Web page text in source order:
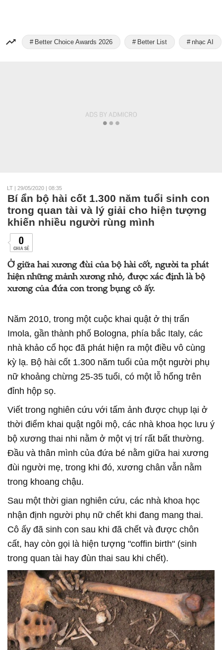
Better Choice Awards 2026 Better List nhạc AI
LT | 29/05/2020 | 08:35
Bí ẩn bộ hài cốt 1.300 năm tuổi sinh con
trong quan tài và lý giải cho hiện tượng
khiến nhiều người rùng mình
0
CHIA SẺ
Ở giữa hai xương đùi của bộ hài cốt, người ta phát
hiện những mảnh xương nhỏ, được xác định là bộ
xương của đứa con trong bụng cô ấy.
Năm 2010, trong một cuộc khai quật ở thị trấn
Imola, gần thành phố Bologna, phía bắc Italy, các
nhà khảo cổ học đã phát hiện ra một điều vô cùng
kỳ lạ. Bộ hài cốt 1.300 năm tuổi của một người phụ
nữ khoảng chừng 25-35 tuổi, có một lỗ hổng trên
đỉnh hộp sọ.
Viết trong nghiên cứu với tấm ảnh được chụp lại ở
thời điểm khai quật ngôi mộ, các nhà khoa học lưu ý
bộ xương thai nhi nằm ở một vị trí rất bất thường.
Đầu và thân mình của đứa bé nằm giữa hai xương
đùi người mẹ, trong khi đó, xương chân vẫn nằm
trong khoang chậu.
Sau một thời gian nghiên cứu, các nhà khoa học
nhận định người phụ nữ chết khi đang mang thai.
Cô ấy đã sinh con sau khi đã chết và được chôn
cất, hay còn gọi là hiện tượng "coffin birth" (sinh
trong quan tài hay đùn thai sau khi chết).